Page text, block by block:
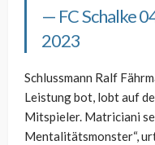
— FC Schalke
2023
Schlussmann Ralf
Leistung bot, lobt auf
Mitspieler. Matriciani
Mentalitätsmonster“,